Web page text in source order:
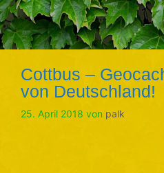
Cottbus –
von Deutschland!
25. April 2018 von palk